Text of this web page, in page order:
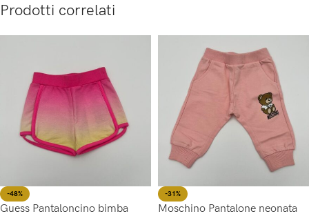
Prodotti correlati
-48%
Guess Pantaloncino bimba
-31%
Moschino Pantalone neonata